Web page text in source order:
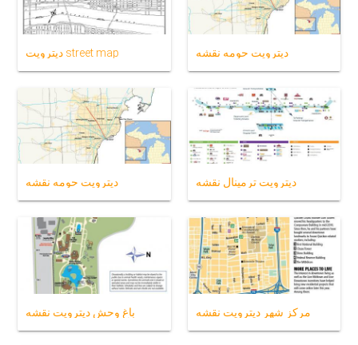
دیترویت street map دیترویت حومه نقشه
دیترویت حومه نقشه دیترویت ترمینال نقشه
باغ وحش دیترویت نقشه مرکز شهر دیترویت نقشه